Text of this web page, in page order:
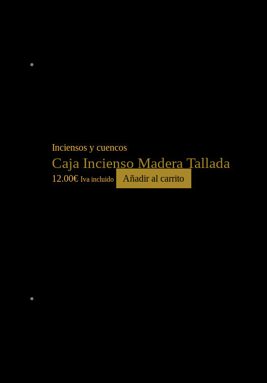
Inciensos y cuencos
Caja Incienso Madera Tallada
12.00€ Iva incluido Añadir al carrito